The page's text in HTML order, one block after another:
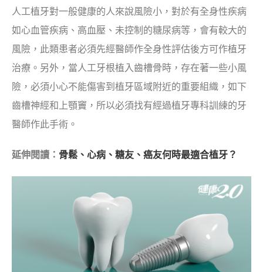
人工植牙對一般健康的人來說風險小，對於有全身性疾病
如心血管疾病、高血壓、未控制的糖尿病等，會有較大的
風險，此類患者必須先經醫師作全身性評估後方可作植牙
治療。另外，當人工牙根植入齒槽骨時，存在著一些小風
險，必須小心不能傷害到植牙區域附近的重要組織，如下
齒槽神經和上顎竇，所以必須找有經過植牙專科訓練的牙
醫師作此手術。
延伸閱讀： 骨鬆、心病、糖友、癌友何時最適合植牙？